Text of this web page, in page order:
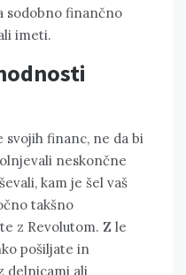
sodobno finančno
imeti.
svojih financ, ne da bi
neskončne
kam je šel vaš
takšno
z Revolutom. Z le
pošiljate in
delnicami ali